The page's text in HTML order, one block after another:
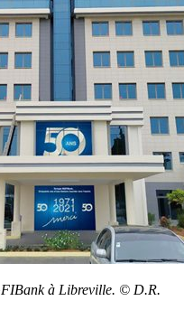
à Libreville. © D.R.